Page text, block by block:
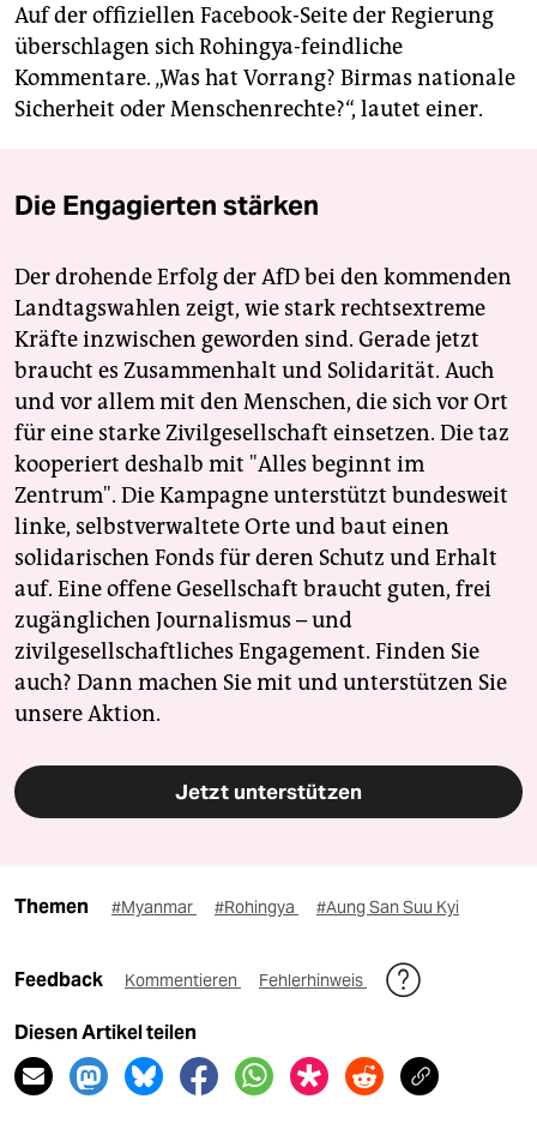
Auf der offiziellen Facebook-Seite der Regierung
überschlagen sich Rohingya-feindliche
Kommentare. „Was hat Vorrang? Birmas nationale
Sicherheit oder Menschenrechte?“, lautet einer.
Die Engagierten stärken
Der drohende Erfolg der AfD bei den kommenden
Landtagswahlen zeigt, wie stark rechtsextreme
Kräfte inzwischen geworden sind. Gerade jetzt
braucht es Zusammenhalt und Solidarität. Auch
und vor allem mit den Menschen, die sich vor Ort
für eine starke Zivilgesellschaft einsetzen. Die taz
kooperiert deshalb mit "Alles beginnt im
Zentrum". Die Kampagne unterstützt bundesweit
linke, selbstverwaltete Orte und baut einen
solidarischen Fonds für deren Schutz und Erhalt
auf. Eine offene Gesellschaft braucht guten, frei
zugänglichen Journalismus – und
zivilgesellschaftliches Engagement. Finden Sie
auch? Dann machen Sie mit und unterstützen Sie
unsere Aktion.
Jetzt unterstützen
Themen #Myanmar #Rohingya #Aung San Suu Kyi
Feedback Kommentieren Fehlerhinweis
Diesen Artikel teilen